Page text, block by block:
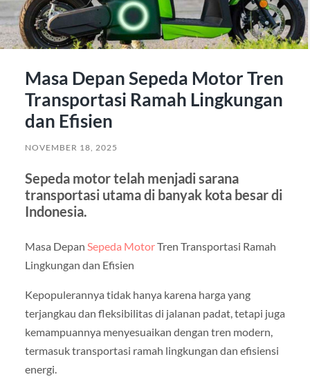
Masa Depan Sepeda Motor Tren
Transportasi Ramah Lingkungan
dan Efisien
NOVEMBER 18, 2025
Sepeda motor telah menjadi sarana
transportasi utama di banyak kota besar di
Indonesia.
Masa Depan Sepeda MotorTren Transportasi Ramah
Lingkungan dan Efisien
Kepopulerannya tidak hanya karena harga yang
terjangkau dan fleksibilitas di jalanan padat, tetapi juga
kemampuannya menyesuaikan dengan tren modern,
termasuk transportasi ramah lingkungan dan efisiensi
energi.